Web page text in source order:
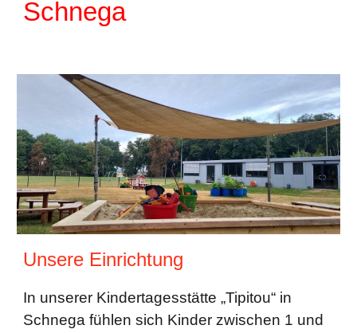
Schnega
Unsere Einrichtung
In unserer Kindertagesstätte „Tipitou“ in
Schnega fühlen sich Kinder zwischen 1 und